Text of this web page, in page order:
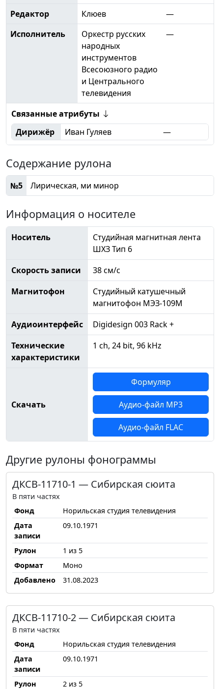
Редактор Клюев
—
Исполнитель
Оркестр русских
народных
инструментов
Всесоюзного радио
и Центрального
телевидения
—
Связанные атрибуты
Дирижёр
Иван Гуляев —
Содержание рулона
№5 Лирическая, ми минор
Информация о носителе
Носитель
Студийная магнитная лента
ШХЗ Тип 6
Скорость записи
38 см/с
Магнитофон
Студийный катушечный
магнитофон МЭЗ-109М
Аудиоинтерфейс
Digidesign 003 Rack +
Технические
характеристики
1 ch, 24 bit, 96 kHz
Скачать
Формуляр
Аудио-файл MP3
Аудио-файл FLAC
Другие рулоны фонограммы
ДКСВ-11710-1 — Сибирская сюита
В пяти частях
Фонд
Норильская студия телевидения
Дата
записи
09.10.1971
Рулон
1 из 5
Формат
Моно
Добавлено
31.08.2023
ДКСВ-11710-2 — Сибирская сюита
В пяти частях
Фонд
Норильская студия телевидения
Дата
записи
09.10.1971
Рулон
2 из 5